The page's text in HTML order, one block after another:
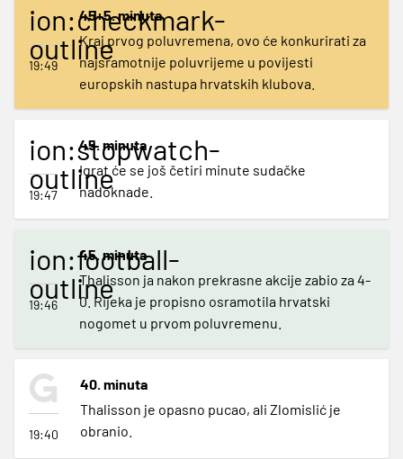
ion:checkmark-
outline
19:49
45+5. minuta
Kraj prvog poluvremena, ovo će konkurirati za
najsramotnije poluvrijeme u povijesti
europskih nastupa hrvatskih klubova.
ion:stopwatch-
outline
19:47
45. minuta
Igrat će se još četiri minute sudačke
nadoknade.
ion:football-
outline
19:46
45. minuta
Thalisson ja nakon prekrasne akcije zabio za 4-
0. Rijeka je propisno osramotila hrvatski
nogomet u prvom poluvremenu.
19:40
40. minuta
Thalisson je opasno pucao, ali Zlomislić je
obranio.